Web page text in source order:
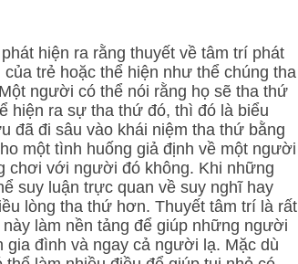
hiện ra rằng thuyết về tâm trí phát
trẻ hoặc thể hiện như thể chúng tha
người có thể nói rằng họ sẽ tha thứ
hiện ra sự tha thứ đó, thì đó là biểu
đã đi sâu vào khái niệm tha thứ bằng
một tình huống giả định về một người
chơi với người đó không. Khi những
suy luận trực quan về suy nghĩ hay
lòng tha thứ hơn. Thuyết tâm trí là rất
làm nền tảng để giúp những người
gia đình và ngay cả người lạ. Mặc dù